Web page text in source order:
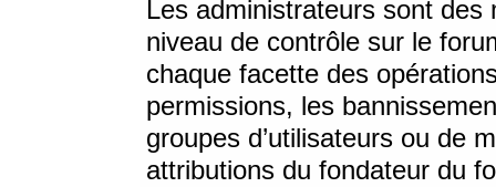
Les administrateurs sont
niveau de contrôle sur le
chaque facette des
permissions, les
groupes d’utilisateurs ou de
attributions du fondateur du